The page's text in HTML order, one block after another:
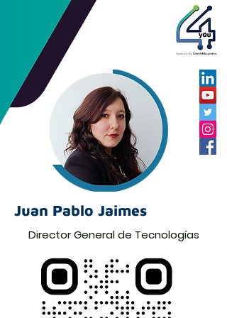
Juan Pablo Jaimes
Director General de Tecnologías